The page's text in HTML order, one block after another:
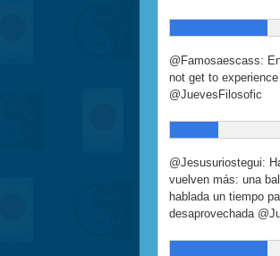
@Famosaescass:
not get to
@JuevesFilosofic
@Jesusuriostegui:
vuelven más: una
hablada un tiempo
desaprovechada